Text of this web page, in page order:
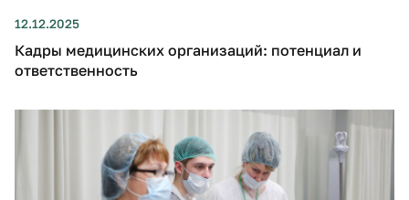
12.12.2025
Кадры медицинских организаций: потенциал и
ответственность